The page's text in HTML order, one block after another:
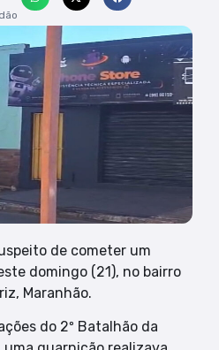
de cometer um
domingo (21), no bairro
Maranhão.
do 2º Batalhão da